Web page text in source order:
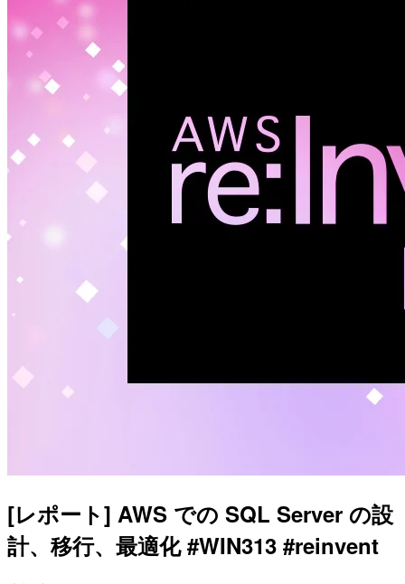
[レポート] AWS での SQL Server の設
計、移行、最適化 #WIN313 #reinvent